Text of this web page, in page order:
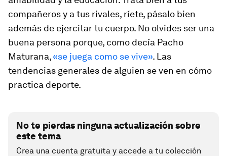
compañeros y a tus rivales, ríete, pásalo bien
además de ejercitar tu cuerpo. No olvides ser una
buena persona porque, como decía Pacho
Maturana,«se juega como se vive». Las
tendencias generales de alguien se ven en cómo
practica deporte.
No te pierdas ninguna actualización sobre
este tema
Crea una cuenta gratuita y accede a tu colección